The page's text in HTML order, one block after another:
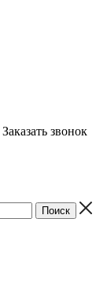
Заказать звонок